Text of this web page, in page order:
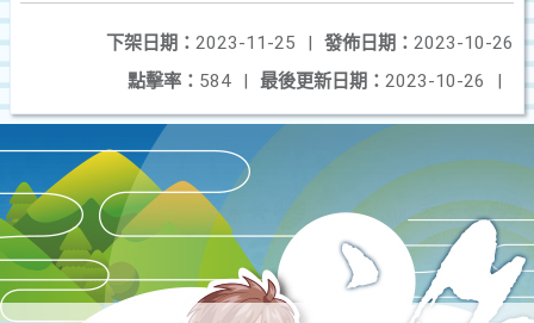
發佈日期： 2023-10-26
下架日期： 2023-11-25
最後更新日期： 2023-10-26
點擊率： 584